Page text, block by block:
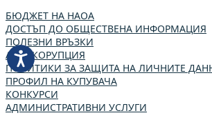
БЮДЖЕТ НА НАОА
ДОСТЪП ДО ОБЩЕСТВЕНА ИНФОРМАЦИЯ
ПОЛЕЗНИ ВРЪЗКИ
АНТИКОРУПЦИЯ
ПОЛИТИКИ ЗА ЗАЩИТА НА ЛИЧНИТЕ
ПРОФИЛ НА КУПУВАЧА
КОНКУРСИ
АДМИНИСТРАТИВНИ УСЛУГИ